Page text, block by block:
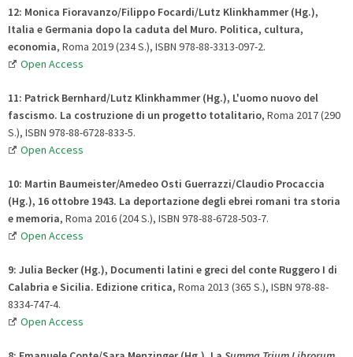
12: Monica Fioravanzo/Filippo Focardi/Lutz Klinkhammer (Hg.),
Italia e Germania dopo la caduta del Muro. Politica, cultura,
economia, Roma 2019 (234 S.), ISBN 978-88-3313-097-2.
Open Access
11: Patrick Bernhard/Lutz Klinkhammer (Hg.), L'uomo nuovo del
fascismo. La costruzione di un progetto totalitario, Roma 2017 (290
S.), ISBN 978-88-6728-833-5.
Open Access
10: Martin Baumeister/Amedeo Osti Guerrazzi/Claudio Procaccia
(Hg.), 16 ottobre 1943. La deportazione degli ebrei romani tra storia
e memoria, Roma 2016 (204 S.), ISBN 978-88-6728-503-7.
Open Access
9: Julia Becker (Hg.), Documenti latini e greci del conte Ruggero I di
Calabria e Sicilia. Edizione critica, Roma 2013 (365 S.), ISBN 978-88-
8334-747-4.
Open Access